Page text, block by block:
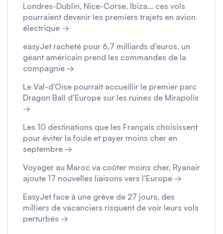
Londres-Dublin, Nice-Corse, Ibiza… ces vols
pourraient devenir les premiers trajets en avion
électrique →
easyJet racheté pour 6,7 milliards d’euros, un
géant américain prend les commandes de la
compagnie →
Le Val-d’Oise pourrait accueillir le premier parc
Dragon Ball d’Europe sur les ruines de Mirapolis
→
Les 10 destinations que les Français choisissent
pour éviter la foule et payer moins cher en
septembre →
Voyager au Maroc va coûter moins cher, Ryanair
ajoute 17 nouvelles liaisons vers l’Europe →
EasyJet face à une grève de 27 jours, des
milliers de vacanciers risquent de voir leurs vols
perturbés →